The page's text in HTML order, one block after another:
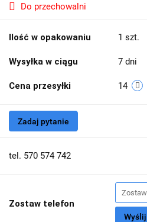
Do przechowalni
Ilość w opakowaniu 1 szt.
Wysyłka w ciągu 7 dni
Cena przesyłki 14
Zadaj pytanie
tel. 570 574 742
Zostaw telefon
Wyślij